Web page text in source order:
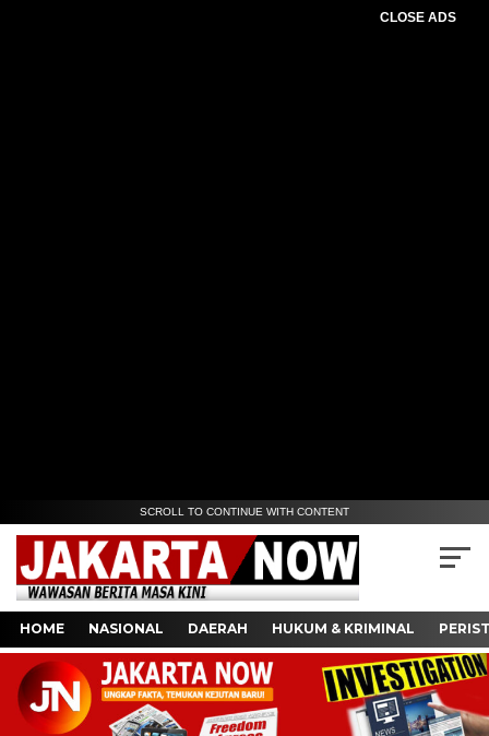
CLOSE ADS
SCROLL TO CONTINUE WITH CONTENT
HOME NASIONAL DAERAH HUKUM & KRIMINAL